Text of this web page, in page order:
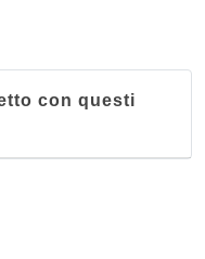
con questi